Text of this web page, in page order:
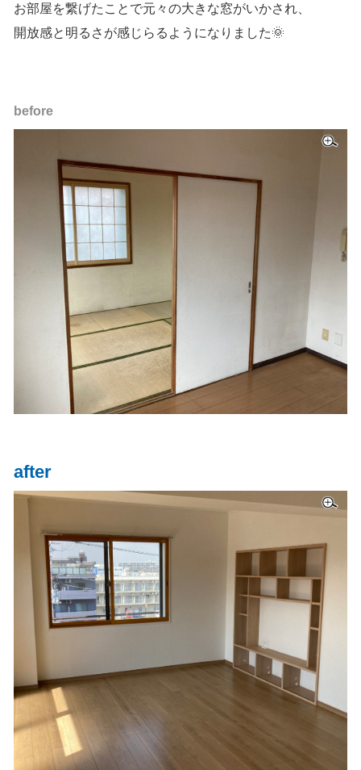
お部屋を繋げたことで元々の大きな窓がいかされ、
開放感と明るさが感じらるようになりました🌞
before
after